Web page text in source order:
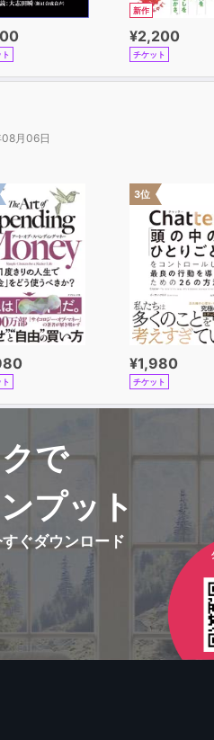
新作
¥2,200
チケット
月06日
3位
¥1,980
チケット
で
プット
ぐダウンロード